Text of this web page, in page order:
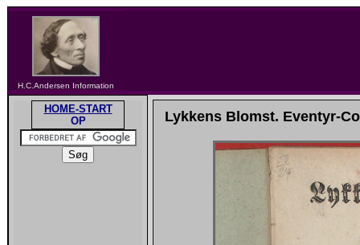
H.C.Andersen Information
HOME-START
OP
Lykkens Blomst. Eventyr-